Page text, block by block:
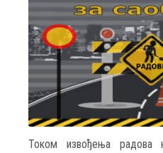
Током извођења радова